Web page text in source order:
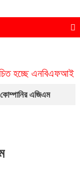
হচ্ছে এনবিএফআই
এজিএম